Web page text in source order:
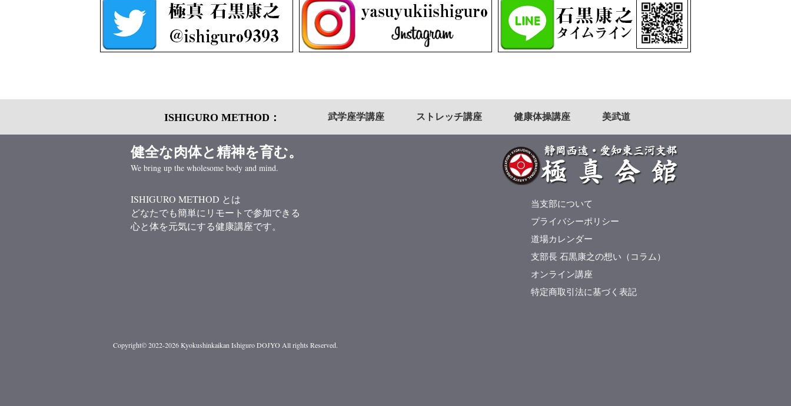
ISHIGURO METHOD： 武学座学講座 ストレッチ講座 健康体操講座 美武道
当支部について
プライバシーポリシー
道場カレンダー
支部長 石黒康之の想い（コラム）
オンライン講座
特定商取引法に基づく表記
健全な肉体と精神を育む。
We bring up the wholesome body and mind.
ISHIGURO METHOD とは
どなたでも簡単にリモートで参加できる
心と体を元気にする健康講座です。
Copyright© 2022-2026 Kyokushinkaikan Ishiguro DOJYO All rights Reserved.